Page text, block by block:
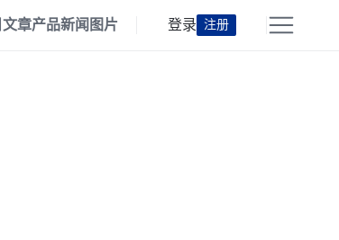
文章产品新闻 图片 登录 注册